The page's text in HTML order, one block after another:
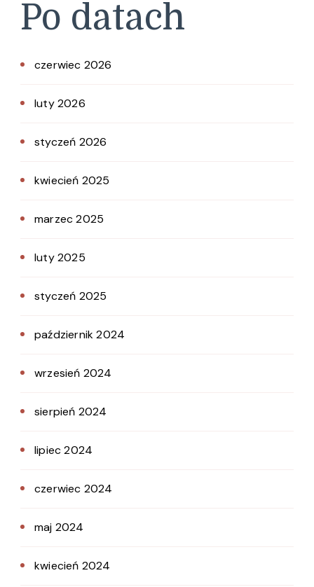
Po datach
czerwiec 2026
luty 2026
styczeń 2026
kwiecień 2025
marzec 2025
luty 2025
styczeń 2025
październik 2024
wrzesień 2024
sierpień 2024
lipiec 2024
czerwiec 2024
maj 2024
kwiecień 2024